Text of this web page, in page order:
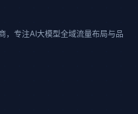
，专注AI大模型全域流量布局与品